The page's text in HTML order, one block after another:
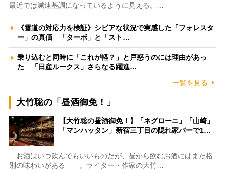
最近では減速基調になっているように見える。…
《雪道の対応力を検証》シビアな状況で実感した「フォレスタ
ー」の真価 「ターボ」と「スト…
乗り込むと同時に「これが軽？」と戸惑うのには理由があっ
た 「日産ルークス」さらなる躍進…
一覧を見る
大竹聡の「昼酒御免！」
【大竹聡の昼酒御免！】「ネグローニ」「山崎」
「マンハッタン」新宿三丁目の隠れ家バーで1…
お酒はいつ飲んでもいいものだが、昼から飲むお酒にはまた格
別の味わいがある――。ライター・作家の大竹…